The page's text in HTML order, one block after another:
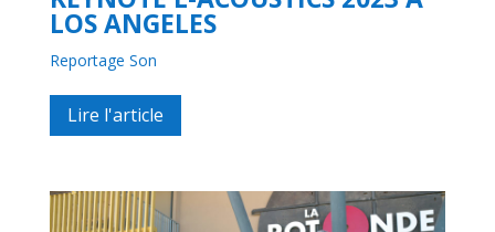
LOS ANGELES
Reportage Son
Lire l'article